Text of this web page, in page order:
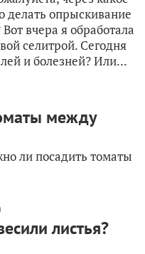
делать опрыскивание
вчера я обработала
селитрой. Сегодня
и болезней? Или...
между
ли посадить томаты
листья?